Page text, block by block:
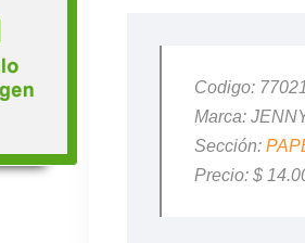
Codigo:
Marca:
Sección:
Precio: $